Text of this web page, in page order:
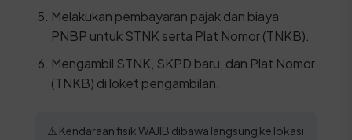
Melakukan pembayaran pajak dan biaya
PNBP untuk STNK serta Plat Nomor (TNKB).
Mengambil STNK, SKPD baru, dan Plat Nomor
(TNKB) di loket pengambilan.
⚠️ Kendaraan fisik WAJIB dibawa langsung ke lokasi